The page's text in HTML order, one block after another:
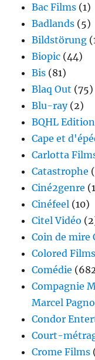
Bac Films (1)
Badlands (5)
Bildstörung
Biopic (44)
Bis (81)
Blaq Out (75)
Blu-ray(2)
BQHL
Cape et
Carlotta
Catastrophe
Ciné2genre
Cinéfeel (10)
Citel Vidéo
Coin de mire
Colored Films
Comédie
Compagnie
Marcel
Condor
Court-
Crome Films